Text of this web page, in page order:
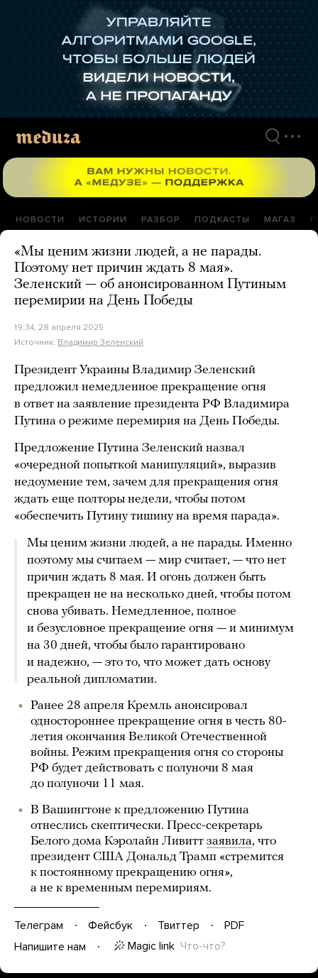
НОВОСТИ ИСТОРИИ РАЗБОР ПОДКАСТЫ МАГАЗ
«Мы ценим жизни людей, а не парады.
Поэтому нет причин ждать 8 мая».
Зеленский — об анонсированном Путиным
перемирии на День Победы
19:34, 28 апреля 2025
Источник: Владимир Зеленский
Президент Украины Владимир Зеленский
предложил немедленное прекращение огня
в ответ на заявление президента РФ Владимира
Путина о режиме перемирия на День Победы.
Предложение Путина Зеленский назвал
«очередной попыткой манипуляций», выразив
недоумение тем, зачем для прекращения огня
ждать еще полторы недели, чтобы потом
«обеспечить Путину тишину на время парада».
Мы ценим жизни людей, а не парады. Именно
поэтому мы считаем — мир считает, — что нет
причин ждать 8 мая. И огонь должен быть
прекращен не на несколько дней, чтобы потом
снова убивать. Немедленное, полное
и безусловное прекращение огня — и минимум
на 30 дней, чтобы было гарантировано
и надежно, — это то, что может дать основу
реальной дипломатии.
Ранее 28 апреля Кремль анонсировал
одностороннее прекращение огня в честь 80-
летия окончания Великой Отечественной
войны. Режим прекращения огня со стороны
РФ будет действовать с полуночи 8 мая
до полуночи 11 мая.
В Вашингтоне к предложению Путина
отнеслись скептически. Пресс-секретарь
Белого дома Кэролайн Ливитт заявила, что
президент США Дональд Трамп «стремится
к постоянному прекращению огня»,
а не к временным перемириям.
Телеграм Фейсбук Твиттер
PDF
Напишите нам
Magic link Что-что?